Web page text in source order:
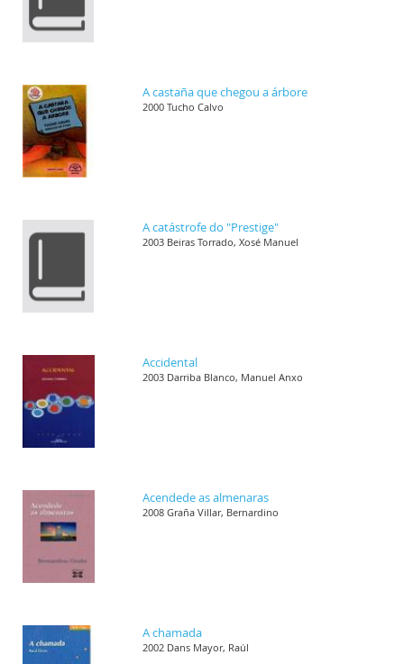
A castaña que chegou a árbore
2000 Tucho Calvo
A catástrofe do "Prestige"
2003 Beiras Torrado, Xosé Manuel
Accidental
2003 Darriba Blanco, Manuel Anxo
Acendede as almenaras
2008 Graña Villar, Bernardino
A chamada
2002 Dans Mayor, Raúl